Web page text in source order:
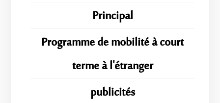
Principal
Programme de mobilité à court
terme à l'étranger
publicités